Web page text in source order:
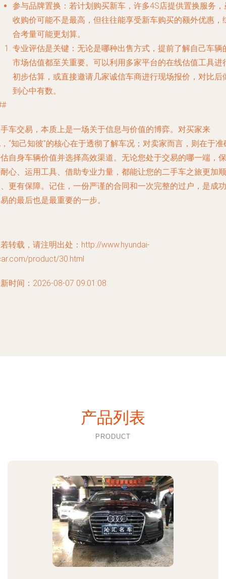
参与品牌置换 ：若计划购买新车，许多4S店提供置换服务，
收购价可能不是最高，但往往能享受新车购买的额外优惠，
合考量可能更划算。
专业评估是关键 ：无论是哪种出售方式，提前了解自己车辆
市场估值都至关重要。可以利用多家平台的在线估值工具进
初步估算，或直接邀请几家诚信车商进行现场报价，对比后
到心中有数。
车交易，本质上是一场关于信息与价值的博弈。对买家来
“知己知彼”的核心在于透彻了解车况；对卖家而言，则在于准
自身车辆价值并选择高效渠道。无论您处于交易的哪一端，保
心、运用工具、借助专业力量，都能让您的二手车之旅更加顺
更有保障。记住，一份严谨的合同和一次完整的过户，是成功
的最后也是最重要的一步。
转载，请注明出处：http://www.hyundai-
product/30.html
时间：2026-08-07 09:01:08
产品列表
PRODUCT